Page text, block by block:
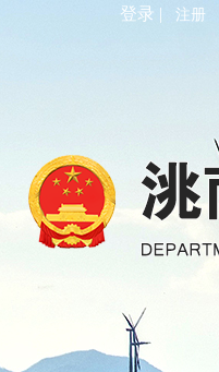
登录 | 注册